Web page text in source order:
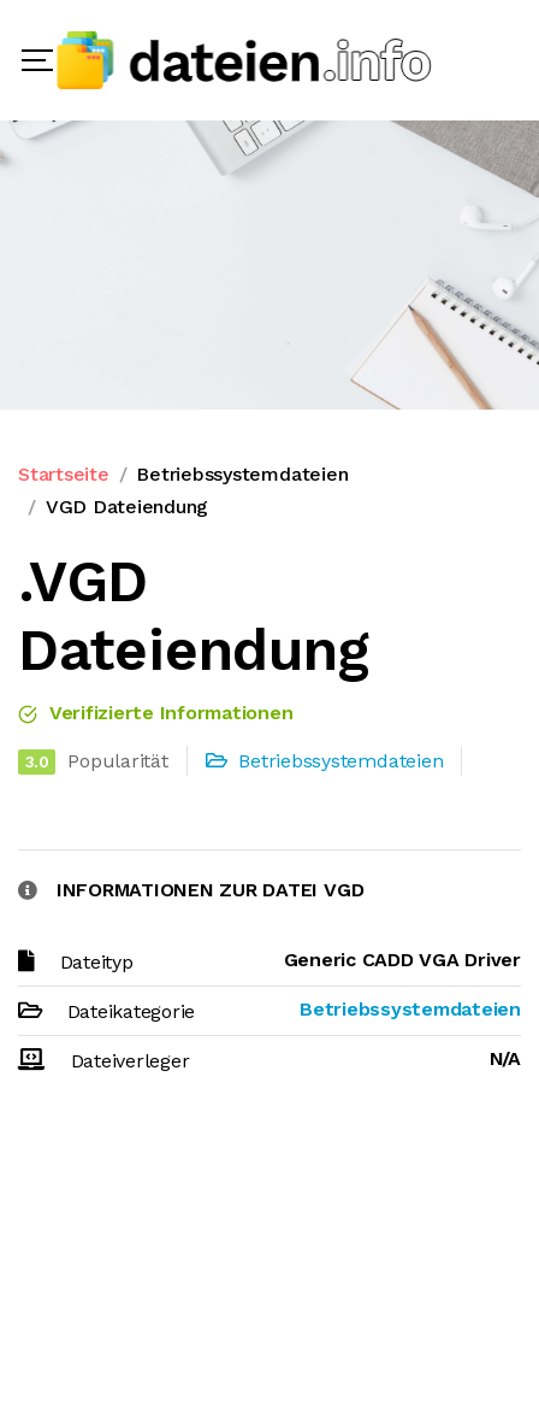
Startseite
Betriebssystemdateien
VGD Dateiendung
.VGD
Dateiendung
Verifizierte Informationen
3.0 Popularität Betriebssystemdateien
INFORMATIONEN ZUR DATEI VGD
Dateityp Generic CADD VGA Driver
Dateikategorie Betriebssystemdateien
Dateiverleger N/A